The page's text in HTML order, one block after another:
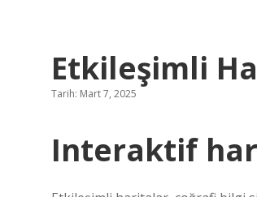
Etkileşimli
Tarih: Mart 7, 2025
Interaktif